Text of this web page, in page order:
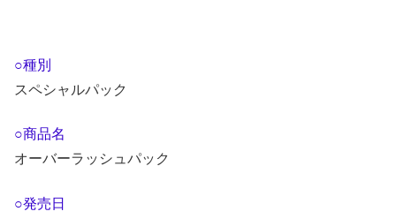
○種別
スペシャルパック
○商品名
オーバーラッシュパック
○発売日